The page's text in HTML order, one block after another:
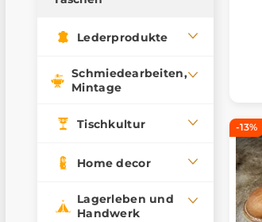
Wolldecken
Wollsocken
Wolldecken
Wolltaschen
Markierung
Geldbörsen
Krawatten, Fliegen,
Handschuhe
Textilbeutel
Lederprodukte
Schmiedearbeiten,
Mintage
Tischkultur
Home decor
Lagerleben und
Handwerk
-13%